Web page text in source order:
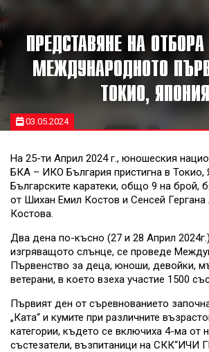
ПРЕДСТАВЯНЕ НА
МЕЖДУНАРОДНОТО
ТОКИО, ЯПОНИЯ
03.05.2024
На 25-ти Април 2024 г., юношеския
БКА – ИКО България пристигна в Токио,
Българските каратеки, общо 9 на брой,
от Шихан Емил Костов и Сенсей
Костова.
Два дена по-късно (27 и 28 Април
изгряващото слънце, се проведе
Първенство за деца, юноши, девойки,
ветерани, в което взеха участие 1500
Първият ден от съревнованието
„Ката“ и кумите при различните
категории, където се включиха 4-ма от
състезатели, възпитаници на СКК“ИЧИ